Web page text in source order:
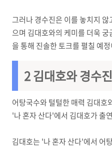
그러나 경수진은 이를 놓치지
으며 김대호와의 케미를 더욱
을 통해 진솔한 토크를 펼칠 예
2김대호와 경수
어탕국수와 털털한 매력 김대호
'나 혼자 산다'에서 김대호가 출
김대호는 '나 혼자 산다'에서 어